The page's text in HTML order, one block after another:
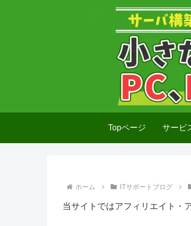
Topページ サービ
ホーム ITサポートブログ
当サイトではアフィリエイト・